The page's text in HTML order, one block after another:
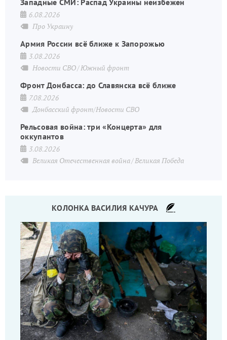
6.08.2026
Про Украину
Армия России всё ближе к Запорожью
3.08.2026
Новости СВО Южный фронт
Фронт Донбасса: до Славянска всё ближе
7.08.2026
Донбасский фронт/Новости СВО
Рельсовая война: три «Концерта» для
оккупантов
3.08.2026
Великая Отечественная война Великая Победа
КОЛОНКА ВАСИЛИЯ КАЧУРА